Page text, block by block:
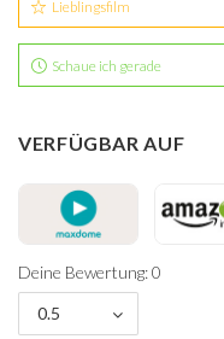
Lieblingsfilm
Schaue ich gerade
VERFÜGBAR AUF
Deine Bewertung: 0
0.5